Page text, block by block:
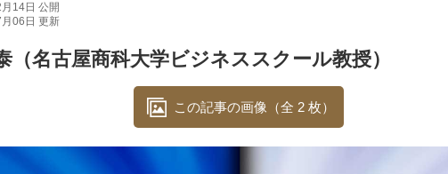
14日 公開
06日 更新
（名古屋商科大学ビジネススクール教授）
この記事の画像（全 2 枚）